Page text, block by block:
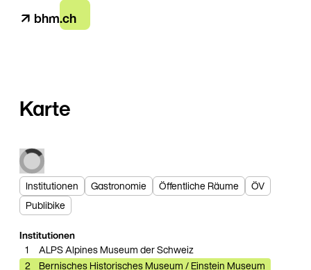
↗ bhm.ch
Karte
Institutionen Gastronomie Öffentliche Räume
ÖV
Publibike
Institutionen
1
ALPS Alpines Museum der Schweiz
2
Bernisches Historisches Museum / Einstein Museum
C